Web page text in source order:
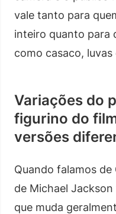
vale tanto para
inteiro quanto para
como casaco, luvas
Variações do
figurino do
versões
Quando falamos
de Michael
que muda